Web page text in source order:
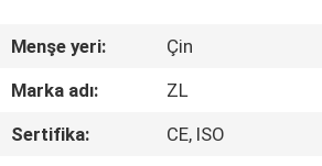
VİDEOLAR
Menşe yeri:
Çin
Marka adı:
ZL
Sertifika:
CE, ISO